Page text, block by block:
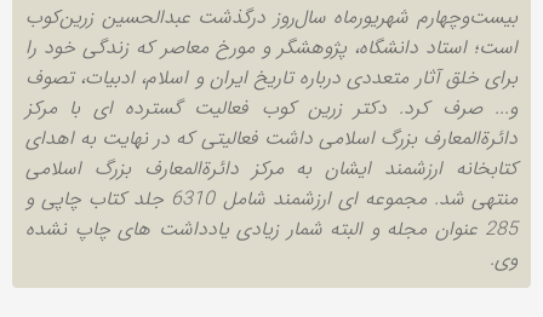
بیست‌وچهارم شهریورماه سال‌روز درگذشت عبدالحسین زرین‌کوب
است؛ استاد دانشگاه، پژوهشگر و مورخ معاصر که زندگی خود را
برای خلق آثار متعددی درباره تاریخ ایران و اسلام، ادبیات، تصوف
و... صرف کرد. دکتر زرین کوب فعالیت گسترده ای با مرکز
دائرةالمعارف بزرگ اسلامی داشت فعالیتی که در نهایت به اهدای
کتابخانه ارزشمند ایشان به مرکز دائرةالمعارف بزرگ اسلامی
منتهی شد. مجموعه ای ارزشمند شامل 6310 جلد کتاب چاپی و
285 عنوان مجله و البته شمار زیادی یادداشت های چاپ نشده
وی.